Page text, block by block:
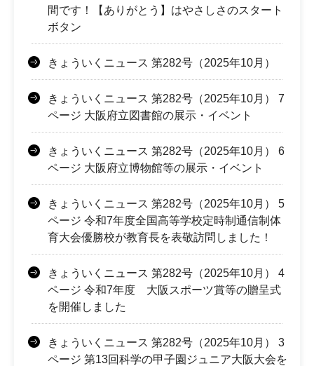
間です！【ありがとう】はやさしさのスタート
ボタン
きょういくニュース 第282号（2025年10月）
きょういくニュース 第282号（2025年10月） 7
ページ 大阪府立図書館の展示・イベント
きょういくニュース 第282号（2025年10月） 6
ページ 大阪府立博物館等の展示・イベント
きょういくニュース 第282号（2025年10月） 5
ページ 令和7年度全国高等学校定時制通信制体
育大会優勝校が教育長を表敬訪問しました！
きょういくニュース 第282号（2025年10月） 4
ページ 令和7年度 大阪スポーツ賞等の贈呈式
を開催しました
きょういくニュース 第282号（2025年10月） 3
ページ 第13回科学の甲子園ジュニア大阪大会を